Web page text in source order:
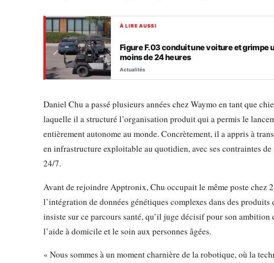
À LIRE AUSSI
Figure F.03 conduit une voiture et grimpe
moins de 24 heures
Actualités
Daniel Chu a passé plusieurs années chez Waymo en tant que
laquelle il a structuré l’organisation produit qui a permis le
entièrement autonome au monde. Concrètement, il a appris à
en infrastructure exploitable au quotidien, avec ses contraintes
24/7.
Avant de rejoindre Apptronix, Chu occupait le même poste chez
l’intégration de données génétiques complexes dans des
insiste sur ce parcours santé, qu’il juge décisif pour son
l’aide à domicile et le soin aux personnes âgées.
« Nous sommes à un moment charnière de la robotique, où la